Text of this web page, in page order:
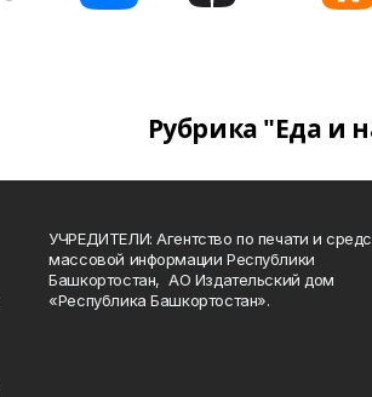
Рубрика "Еда и
УЧРЕДИТЕЛИ: Агентство по печати и
массовой информации Республики
Башкортостан, АО Издательский дом
«Республика Башкортостан».